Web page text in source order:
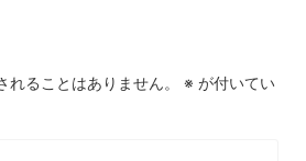
ることはありません。 ※ が付いてい